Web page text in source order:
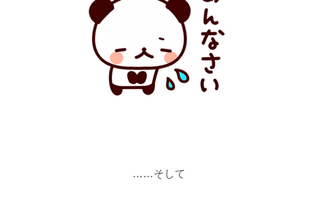
……そして